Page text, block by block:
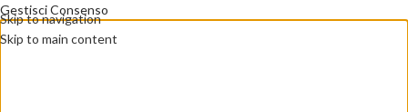
Gestisci Consenso
Skip to navigation
Skip to main content